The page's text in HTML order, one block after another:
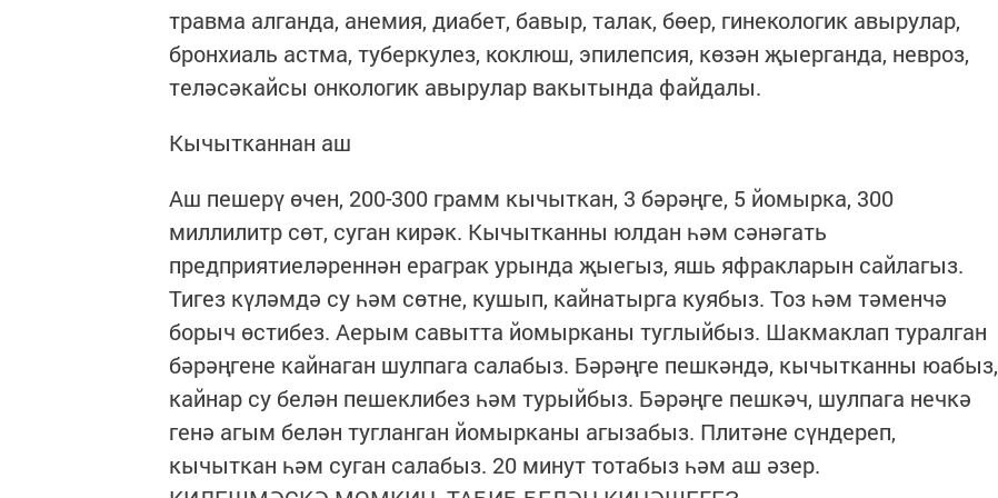
травма алганда, анемия, диабет, бавыр, талак, бөер, гинекологик авырулар,
бронхиаль астма, туберкулез, коклюш, эпилепсия, көзән җыерганда, невроз,
теләсәкайсы онкологик авырулар вакытында файдалы.
Кычытканнан аш
Аш пешерү өчен, 200-300 грамм кычыткан, 3 бәрәңге, 5 йомырка, 300
миллилитр сөт, суган кирәк. Кычытканны юлдан һәм сәнәгать
предприятиеләреннән ераграк урында җыегыз, яшь яфракларын сайлагыз.
Тигез күләмдә су һәм сөтне, кушып, кайнатырга куябыз. Тоз һәм тәменчә
борыч өстибез. Аерым савытта йомырканы туглыйбыз. Шакмаклап туралган
бәрәңгене кайнаган шулпага салабыз. Бәрәңге пешкәндә, кычытканны юабыз,
кайнар су белән пешеклибез һәм турыйбыз. Бәрәңге пешкәч, шулпага нечкә
генә агым белән тугланган йомырканы агызабыз. Плитәне сүндереп,
кычыткан һәм суган салабыз. 20 минут тотабыз һәм аш әзер.